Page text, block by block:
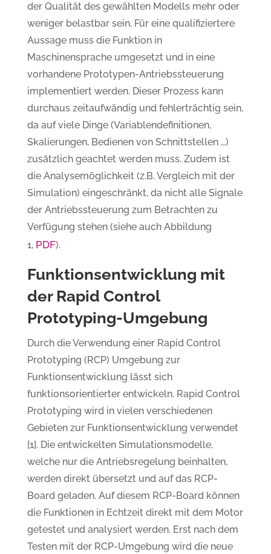
der Qualität des gewählten Modells mehr oder
weniger belastbar sein. Für eine qualifiziertere
Aussage muss die Funktion in
Maschinensprache umgesetzt und in eine
vorhandene Prototypen-Antriebssteuerung
implementiert werden. Dieser Prozess kann
durchaus zeitaufwändig und fehlerträchtig sein,
da auf viele Dinge (Variablendefinitionen,
Skalierungen, Bedienen von Schnittstellen …)
zusätzlich geachtet werden muss. Zudem ist
die Analysemöglichkeit (z.B. Vergleich mit der
Simulation) eingeschränkt, da nicht alle Signale
der Antriebssteuerung zum Betrachten zu
Verfügung stehen (siehe auch Abbildung
1, PDF).
Funktionsentwicklung mit
der Rapid Control
Prototyping-Umgebung
Durch die Verwendung einer Rapid Control
Prototyping (RCP) Umgebung zur
Funktionsentwicklung lässt sich
funktionsorientierter entwickeln. Rapid Control
Prototyping wird in vielen verschiedenen
Gebieten zur Funktionsentwicklung verwendet
[1]. Die entwickelten Simulationsmodelle,
welche nur die Antriebsregelung beinhalten,
werden direkt übersetzt und auf das RCP-
Board geladen. Auf diesem RCP-Board können
die Funktionen in Echtzeit direkt mit dem Motor
getestet und analysiert werden. Erst nach dem
Testen mit der RCP-Umgebung wird die neue